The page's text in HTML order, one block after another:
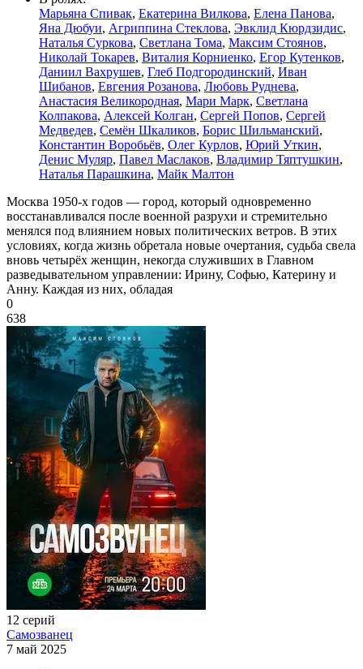
Марьяна Спивак, Екатерина Вилкова, Елена Панова,
Яна Дюбуи, Агриппина Стеклова, Эвклид Кюрдзидис,
Наталья Суркова, Светлана Тома, Максим Стоянов,
Николай Токарев, Виталия Корниенко, Егор Кутенков,
Даниил Вахрушев, Глеб Подгородинский, Иван
Шибанов, Евгения Розанова, Любовь Руднева,
Анастасия Великородная, Мари Марк, Светлана
Колпакова, Алексей Колган, Сергей Попов, Сергей
Медведев, Семён Шкаликов, Борис Шильманский,
Константин Воробьёв, Олег Курлов, Юрий Уткин,
Денис Муляр, Павел Маслаков, Владимир Тяптушкин,
Наталья Парашкина, Майк Малтон
Москва 1950-х годов — город, который одновременно
восстанавливался после военной разрухи и стремительно
менялся под влиянием новых политических ветров. В этих
условиях, когда жизнь обретала новые очертания, судьба свела
вновь четырёх женщин, некогда служивших в Главном
разведывательном управлении: Ирину, Софью, Катерину и
Анну. Каждая из них, обладая
0
638
12 серий
Самозванец
7 май 2025